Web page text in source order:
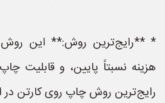
* **رایج‌ترین روش:** این روش
هزینه نسبتاً پایین، و قابلیت
رایج‌ترین روش چاپ روی کارتن در